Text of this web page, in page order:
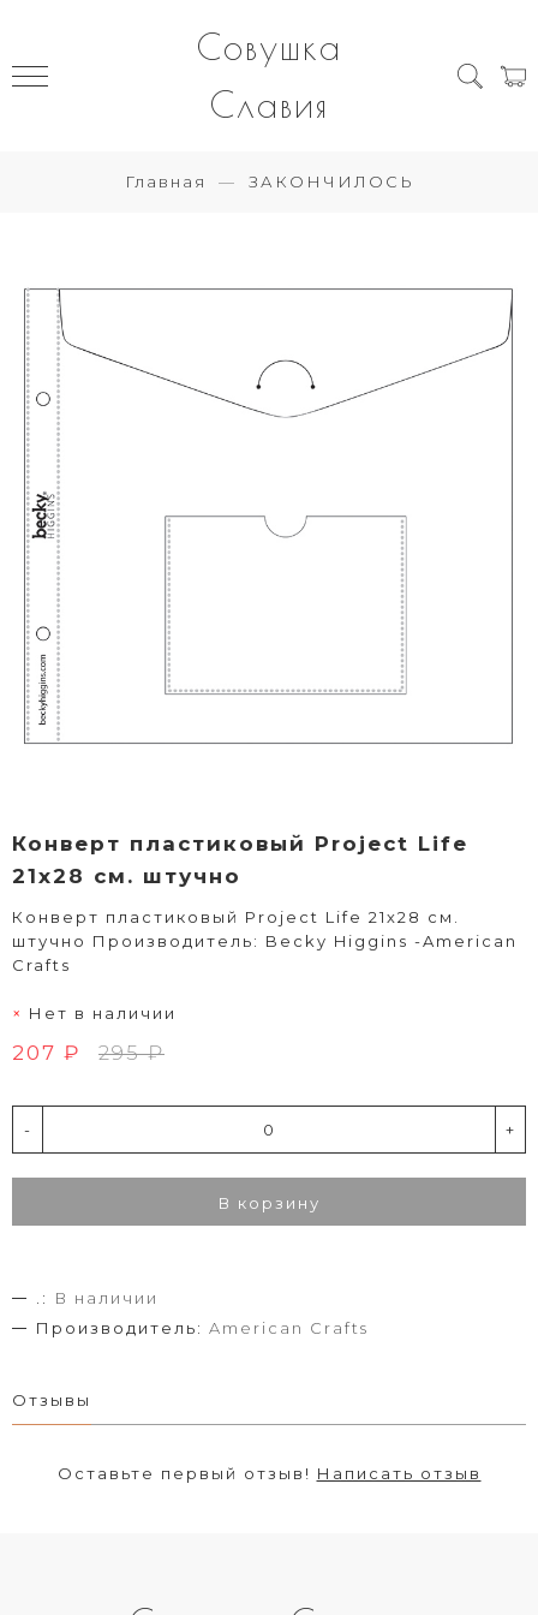
Совушка
Славия
Главная ЗАКОНЧИЛОСЬ
Конверт пластиковый Project Life
21х28 см. штучно
Конверт пластиковый Project Life 21х28 см.
штучно Производитель: Becky Higgins -American
Crafts
Нет в наличии
207 ₽ 295 ₽
- +
В корзину
.:
В наличии
Производитель: American Crafts
Отзывы
Оставьте первый отзыв! Написать отзыв